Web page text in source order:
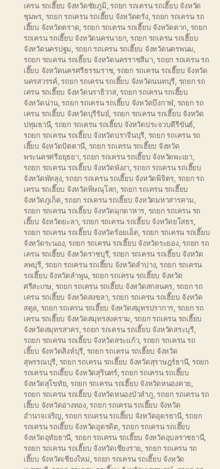
เครน รถเฮี๊ยบ จังหวัดชัยภูมิ รถยก รถเครน รถเฮี๊ยบ จังหวัด
ชุมพร รถยก รถเครน รถเฮี๊ยบ จังหวัดตรัง, รถยก รถเครน รถ
เฮี๊ยบ จังหวัดตราด รถยก รถเครน รถเฮี๊ยบ จังหวัดตาก รถยก
รถเครน รถเฮี๊ยบ จังหวัดนครนายก รถยก รถเครน รถเฮี๊ยบ
จังหวัดนครปฐม รถยก รถเครน รถเฮี๊ยบ จังหวัดนครพนม
รถยก รถเครน รถเฮี๊ยบ จังหวัดนครราชสีมา รถยก รถเครน รถ
เฮี๊ยบ จังหวัดนครศรีธรรมราช, รถยก รถเครน รถเฮี๊ยบ จังหวัด
นครสวรรค์, รถยก รถเครน รถเฮี๊ยบ จังหวัดนนทบุรี รถยก รถ
เครน รถเฮี๊ยบ จังหวัดนราธิวาส, รถยก รถเครน รถเฮี๊ยบ
จังหวัดน่าน, รถยก รถเครน รถเฮี๊ยบ จังหวัดบึงกาฬ, รถยก รถ
เครน รถเฮี๊ยบ จังหวัดบุรีรัมย์, รถยก รถเครน รถเฮี๊ยบ จังหวัด
ปทุมธานี, รถยก รถเครน รถเฮี๊ยบ จังหวัดประจวบคีรีขันธ์
รถยก รถเครน รถเฮี๊ยบ จังหวัดปราจีนบุรี รถยก รถเครน รถ
เฮี๊ยบ จังหวัดปัตตานี รถยก รถเครน รถเฮี๊ยบ จังหวัด
พระนครศรีอยุธยา รถยก รถเครน รถเฮี๊ยบ จังหวัดพะเยา
รถยก รถเครน รถเฮี๊ยบ จังหวัดพังงา รถยก รถเครน รถเฮี๊ยบ
จังหวัดพัทลุง, รถยก รถเครน รถเฮี๊ยบ จังหวัดพิจิตร รถยก รถ
เครน รถเฮี๊ยบ จังหวัดพิษณุโลก รถยก รถเครน รถเฮี๊ยบ
จังหวัดภูเก็ต รถยก รถเครน รถเฮี๊ยบ จังหวัดมหาสารคาม
รถยก รถเครน รถเฮี๊ยบ จังหวัดมุกดาหาร รถยก รถเครน รถ
เฮี๊ยบ จังหวัดยะลา รถยก รถเครน รถเฮี๊ยบ จังหวัดยโสธร,
รถยก รถเครน รถเฮี๊ยบ จังหวัดร้อยเอ็ด รถยก รถเครน รถเฮี๊ยบ
จังหวัดระนอง, รถยก รถเครน รถเฮี๊ยบ จังหวัดระยอง, รถยก รถ
เครน รถเฮี๊ยบ จังหวัดราชบุรี, รถยก รถเครน รถเฮี๊ยบ จังหวัด
ลพบุรี รถยก รถเครน รถเฮี๊ยบ จังหวัดลำปาง, รถยก รถเครน
รถเฮี๊ยบ จังหวัดลำพูน รถยก รถเครน รถเฮี๊ยบ จังหวัด
ศรีสะเกษ รถยก รถเครน รถเฮี๊ยบ จังหวัดสกลนคร รถยก รถ
เครน รถเฮี๊ยบ จังหวัดสงขลา รถยก รถเครน รถเฮี๊ยบ จังหวัด
สตูล รถยก รถเครน รถเฮี๊ยบ จังหวัดสมุทรปราการ รถยก รถ
เครน รถเฮี๊ยบ จังหวัดสมุทรสงคราม รถยก รถเครน รถเฮี๊ยบ
จังหวัดสมุทรสาคร, รถยก รถเครน รถเฮี๊ยบ จังหวัดสระบุรี,
รถยก รถเครน รถเฮี๊ยบ จังหวัดสระแก้ว, รถยก รถเครน รถ
เฮี๊ยบ จังหวัดสิงห์บุรี รถยก รถเครน รถเฮี๊ยบ จังหวัด
สุพรรณบุรี รถยก รถเครน รถเฮี๊ยบ จังหวัดสุราษฎร์ธานี, รถยก
รถเครน รถเฮี๊ยบ จังหวัดสุรินทร์, รถยก รถเครน รถเฮี๊ยบ
จังหวัดสุโขทัย รถยก รถเครน รถเฮี๊ยบ จังหวัดหนองคาย
รถยก รถเครน รถเฮี๊ยบ จังหวัดหนองบัวลำภู รถยก รถเครน รถ
เฮี๊ยบ จังหวัดอ่างทอง, รถยก รถเครน รถเฮี๊ยบ จังหวัด
อำนาจเจริญ รถยก รถเครน รถเฮี๊ยบ จังหวัดอุดรธานี, รถยก
รถเครน รถเฮี๊ยบ จังหวัดอุตรดิต รถยก รถเครน รถเฮี๊ยบ
จังหวัดอุทัยธานี รถยก รถเครน รถเฮี๊ยบ จังหวัดอุบลราชธานี,
รถยก รถเครน รถเฮี๊ยบ จังหวัดเชียงราย รถยก รถเครน รถ
เฮี๊ยบ จังหวัดเชียงใหม่ รถยก รถเครน รถเฮี๊ยบ จังหวัด